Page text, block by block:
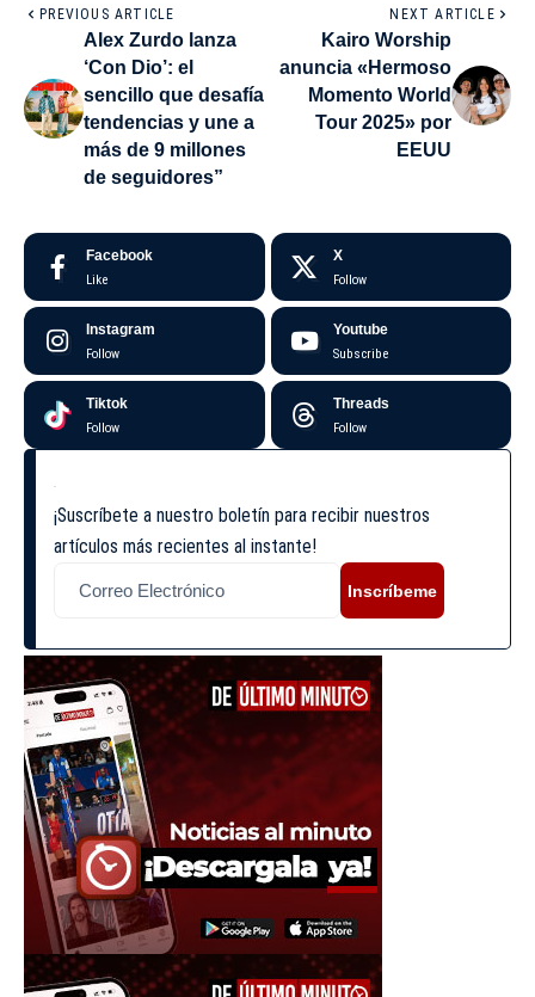
PREVIOUS ARTICLE
Alex Zurdo lanza
‘Con Dio’: el
sencillo que desafía
tendencias y une a
más de 9 millones
de seguidores”
NEXT ARTICLE
Kairo Worship
anuncia «Hermoso
Momento World
Tour 2025» por
EEUU
Facebook
Like
X
Follow
Instagram
Follow
Youtube
Subscribe
Tiktok
Follow
Threads
Follow
¡Suscríbete a nuestro boletín para recibir nuestros
artículos más recientes al instante!
Inscríbeme